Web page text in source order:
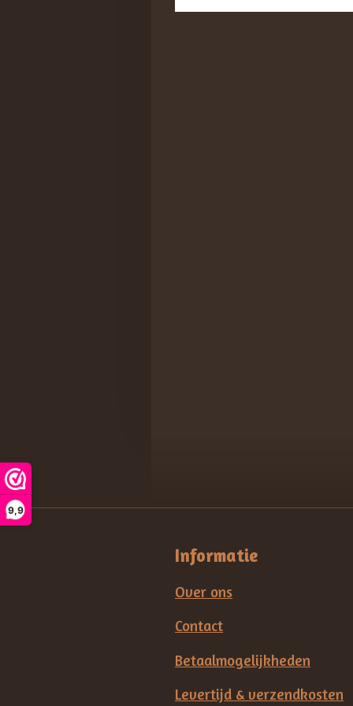
9,9
Informatie
Over ons
Contact
Betaalmogelijkheden
Levertijd & verzendkosten